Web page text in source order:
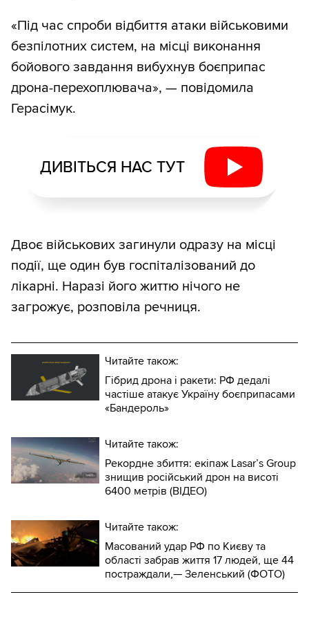
«Під час спроби відбиття атаки військовими
безпілотних систем, на місці виконання
бойового завдання вибухнув боєприпас
дрона-перехоплювача», — повідомила
Герасімук.
ДИВІТЬСЯ НАС ТУТ
Двоє військових загинули одразу на місці
події, ще один був госпіталізований до
лікарні. Наразі його життю нічого не
загрожує, розповіла речниця.
Читайте також:
Гібрид дрона і ракети: РФ дедалі
частіше атакує Україну боєприпасами
«Бандероль»
Читайте також:
Рекордне збиття: екіпаж Lasar’s Group
знищив російський дрон на висоті
6400 метрів (ВІДЕО)
Читайте також:
Масований удар РФ по Києву та
області забрав життя 17 людей, ще 44
постраждали,— Зеленський (ФОТО)